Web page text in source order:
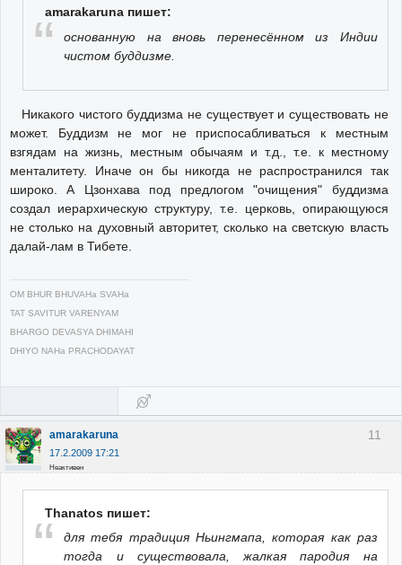
amarakaruna пишет:
основанную на вновь перенесённом из Индии
чистом буддизме.
Никакого чистого буддизма не существует и существовать не
может. Буддизм не мог не приспосабливаться к местным
взгядам на жизнь, местным обычаям и т.д., т.е. к местному
менталитету. Иначе он бы никогда не распространился так
широко. А Цзонхава под предлогом "очищения" буддизма
создал иерархическую структуру, т.е. церковь, опирающуюся
не столько на духовный авторитет, сколько на светскую власть
далай-лам в Тибете.
OM BHUR BHUVAHa SVAHa
TAT SAVITUR VARENYAM
BHARGO DEVASYA DHIMAHI
DHIYO NAHa PRACHODAYAT
11
amarakaruna
17.2.2009 17:21
Неактивен
Thanatos пишет:
для тебя традиция Ньингмапа, которая как раз
тогда и существовала, жалкая пародия на